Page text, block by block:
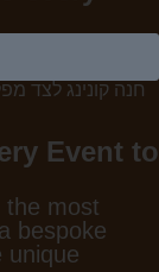
Event to
the most
bespoke
unique